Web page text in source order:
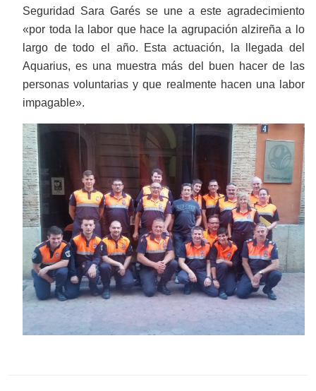
Seguridad Sara Garés se une a este agradecimiento
«por toda la labor que hace la agrupación alzireña a lo
largo de todo el año. Esta actuación, la llegada del
Aquarius, es una muestra más del buen hacer de las
personas voluntarias y que realmente hacen una labor
impagable».